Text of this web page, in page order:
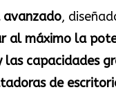
,
al máximo la
las capacidades
de